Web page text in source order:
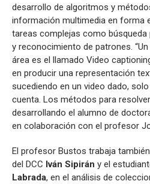
desarrollo de algoritmos y
información multimedia en forma
tareas complejas como
y reconocimiento de patrones.
área es el llamado Video
en producir una representación
sucediendo en un video dado,
cuenta. Los métodos para
desarrollando el alumno de
en colaboración con el profesor
El profesor Bustos trabaja
del DCC Iván Sipirán y el
Labrada, en el análisis de